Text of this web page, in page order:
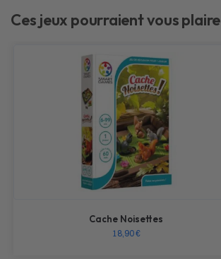
Ces jeux pourraient vous plaire
Cache Noisettes
18,90€